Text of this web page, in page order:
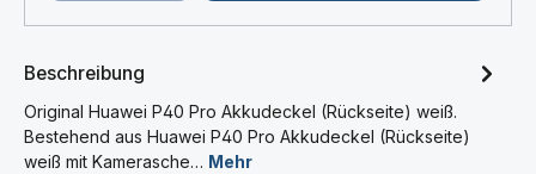
Beschreibung
Original Huawei P40 Pro Akkudeckel (Rückseite) weiß.
Bestehend aus Huawei P40 Pro Akkudeckel (Rückseite)
weiß mit Kamerasche… Mehr